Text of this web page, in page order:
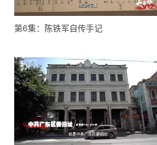
第6集：陈铁军自传手记